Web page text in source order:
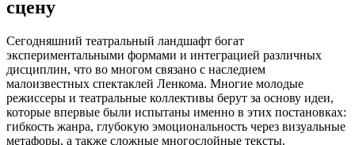
сцену
Сегодняшний театральный ландшафт богат
экспериментальными формами и интеграцией различных
дисциплин, что во многом связано с наследием
малоизвестных спектаклей Ленкома. Многие молодые
режиссеры и театральные коллективы берут за основу идеи,
которые впервые были испытаны именно в этих постановках:
гибкость жанра, глубокую эмоциональность через визуальные
метафоры, а также сложные многослойные тексты.